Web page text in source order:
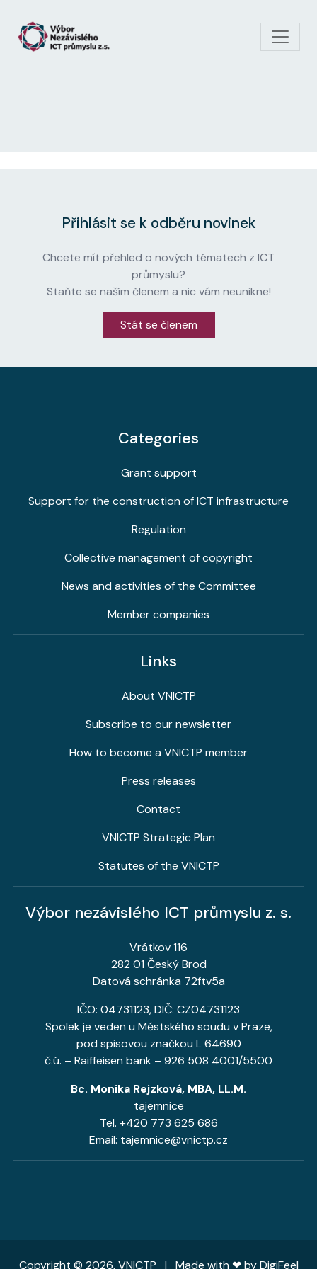
Přihlásit se k odběru novinek
Chcete mít přehled o nových tématech z ICT
průmyslu?
Staňte se naším členem a nic vám neunikne!
Stát se členem
Categories
Grant support
Support for the construction of ICT infrastructure
Regulation
Collective management of copyright
News and activities of the Committee
Member companies
Links
About VNICTP
Subscribe to our newsletter
How to become a VNICTP member
Press releases
Contact
VNICTP Strategic Plan
Statutes of the VNICTP
Výbor nezávislého ICT průmyslu z. s.
Vrátkov 116
282 01 Český Brod
Datová schránka 72ftv5a
IČO: 04731123, DIČ: CZ04731123
Spolek je veden u Městského soudu v Praze,
pod spisovou značkou L 64690
č.ú. – Raiffeisen bank – 926 508 4001/5500
Bc. Monika Rejzková, MBA, LL.M.
tajemnice
Tel. +420 773 625 686
Email: tajemnice@vnictp.cz
Copyright © 2026, VNICTP | Made with ❤ byDigiFeel